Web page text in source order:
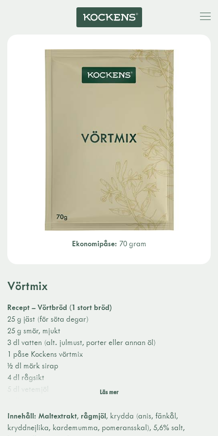
Ekonomipåse: 70 gram
Vörtmix
Recept – Vörtbröd (1 stort bröd)
25 g jäst (för söta degar)
25 g smör, mjukt
3 dl vatten (alt. julmust, porter eller annan öl)
1 påse Kockens vörtmix
½ dl mörk sirap
4 dl rågsikt
5 dl vetemjöl
Till penslingen:
0,5 dl vatten
Innehåll: Maltextrakt, rågmjöl, krydda (anis, fänkål,
kryddnejlika, kardemumma, pomeransskal), 5,6% salt,